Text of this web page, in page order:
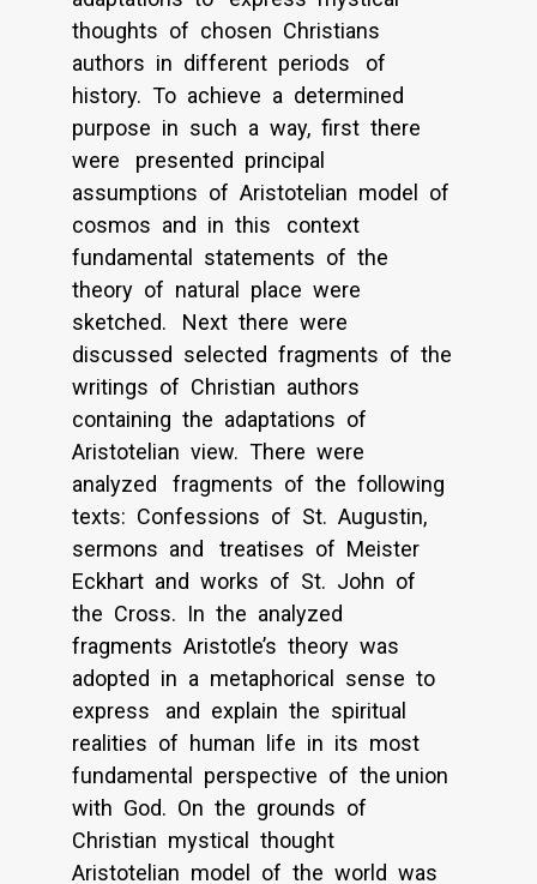
thoughts of chosen Christians
authors in different periods of
history. To achieve a determined
purpose in such a way, first there
were presented principal
assumptions of Aristotelian model of
cosmos and in this context
fundamental statements of the
theory of natural place were
sketched. Next there were
discussed selected fragments of the
writings of Christian authors
containing the adaptations of
Aristotelian view. There were
analyzed fragments of the following
texts: Confessions of St. Augustin,
sermons and treatises of Meister
Eckhart and works of St. John of
the Cross. In the analyzed
fragments Aristotle’s theory was
adopted in a metaphorical sense to
express and explain the spiritual
realities of human life in its most
fundamental perspective of the union
with God. On the grounds of
Christian mystical thought
Aristotelian model of the world was